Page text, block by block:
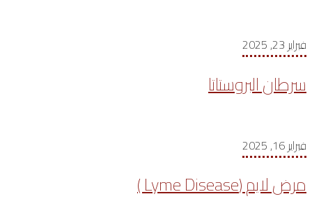
فبراير 23, 2025
سرطان البروستاتا
فبراير 16, 2025
مرض لايم (Lyme Disease )